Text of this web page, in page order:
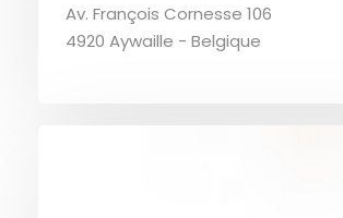
Av. François Cornesse 106
4920 Aywaille - Belgique